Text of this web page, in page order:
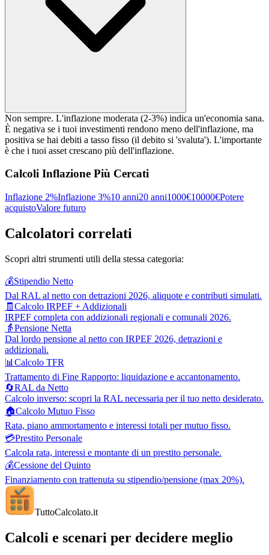
Non sempre. L'inflazione moderata (2-3%) indica un'economia sana.
È negativa se i tuoi investimenti rendono meno dell'inflazione, ma
positiva se hai debiti a tasso fisso (il debito si 'svaluta'). L'importante
è che i tuoi asset crescano più dell'inflazione.
Calcoli Inflazione Più Cercati
Inflazione 2%Inflazione 3%10 anni20 anni1000€10000€Potere
acquistoValore futuro
Calcolatori correlati
Scopri altri strumenti utili della stessa categoria:
💰Stipendio Netto
Dal RAL al netto con detrazioni 2026, aliquote e contributi simulati.
🧾 Calcolo IRPEF + Addizionali
IRPEF completa con addizionali regionali e comunali 2026.
👵Pensione Netta
Dal lordo pensione al netto con IRPEF 2026, detrazioni e
addizionali.
📊 Calcolo TFR
Trattamento di Fine Rapporto: liquidazione e accantonamento.
🔄RAL da Netto
Calcolo inverso: scopri la RAL necessaria per il tuo netto desiderato.
🏠Calcolo Mutuo Fisso
Rata, piano ammortamento e interessi totali per mutuo fisso.
💳Prestito Personale
Calcola rata, interessi e montante di un prestito personale.
💰Cessione del Quinto
Finanziamento con trattenuta su stipendio/pensione (max 20%).
TuttoCalcolato.it
Calcoli e scenari per decidere meglio